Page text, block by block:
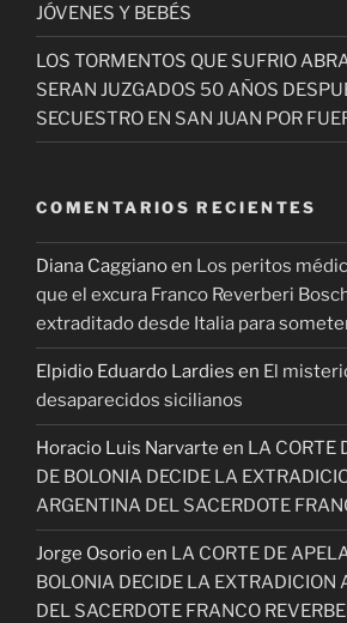
JÓVENES Y BEBÉS
LOS TORMENTOS QUE SUFRIO
SERAN JUZGADOS 50 AÑOS
SECUESTRO EN SAN JUAN POR
COMENTARIOS RECIENTES
Diana Caggianoen Los peritos
que el excura Franco Reverberi
extraditado desde Italia para
Elpidio Eduardo Lardies en El
desaparecidos sicilianos
Horacio Luis Narvarte en LA CORTE
DE BOLONIA DECIDE LA
ARGENTINA DEL SACERDOTE
Jorge Osorioen LA CORTE DE
BOLONIA DECIDE LA EXTRADICION
DEL SACERDOTE FRANCO